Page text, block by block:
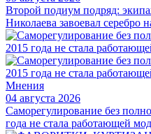
Второй подиум подряд:
Николаева завоевал серебро
Мнения
04 августа 2026
Саморегулирование без
года не стала работающей